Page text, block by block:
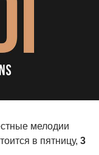
мелодии
в пятницу, 3